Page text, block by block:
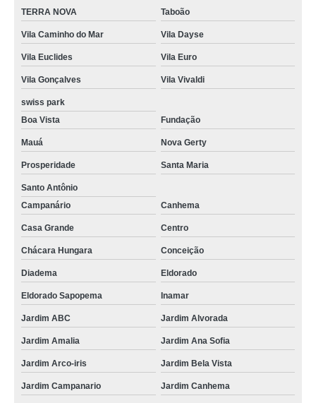
TERRA NOVA Taboão
Vila Caminho do Mar Vila Dayse
Vila Euclides Vila Euro
Vila Gonçalves Vila Vivaldi
swiss park
Boa Vista
Fundação
Mauá Nova Gerty
Prosperidade Santa Maria
Santo Antônio
Campanário
Canhema
Casa Grande Centro
Chácara Hungara Conceição
Diadema Eldorado
Eldorado Sapopema Inamar
Jardim ABC Jardim Alvorada
Jardim Amalia Jardim Ana Sofia
Jardim Arco-iris Jardim Bela Vista
Jardim Campanario Jardim Canhema